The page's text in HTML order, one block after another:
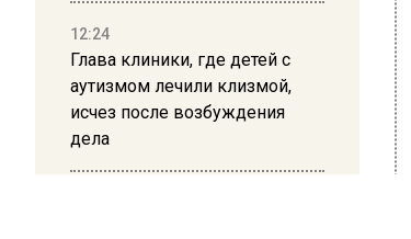
12:24
Глава клиники, где детей с
аутизмом лечили клизмой,
исчез после возбуждения
дела